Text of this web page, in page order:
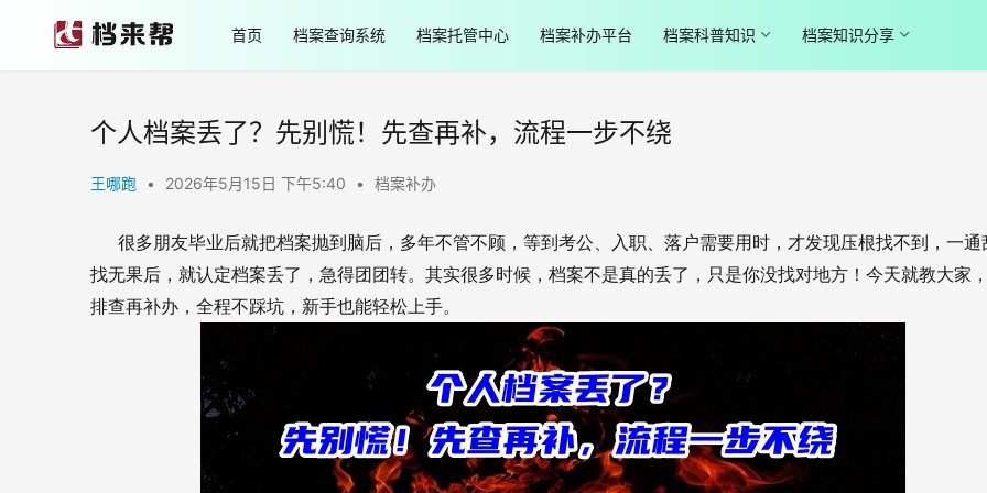
首页 档案查询系统 档案托管中心 档案补办平台 档案科普知识 档案知识分享
个人档案丢了？先别慌！先查再补，流程一步不绕
王哪跑 • 2026年5月15日 下午5:40 • 档案补办
很多朋友毕业后就把档案抛到脑后，多年不管不顾，等到考公、入职、落户需要用时，才发现压根找不到，一通
找无果后，就认定档案丢了，急得团团转。其实很多时候，档案不是真的丢了，只是你没找对地方！今天就教大家
排查再补办，全程不踩坑，新手也能轻松上手。